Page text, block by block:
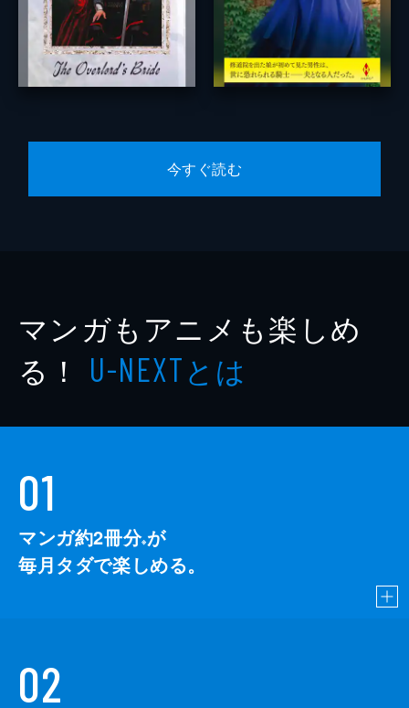
今すぐ読む
マンガもアニメも楽しめ
る！ U-NEXTとは
01
マンガ約2冊分※が
毎月タダで楽しめる。
02